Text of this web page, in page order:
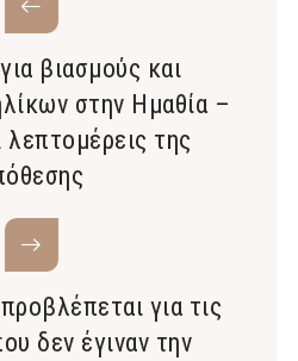
βιασμούς και
στην Ημαθία –
της
για τις
δεν έγιναν την